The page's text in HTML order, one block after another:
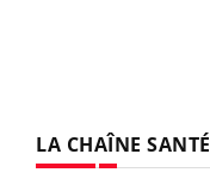
LA CHAÎNE SANTÉ